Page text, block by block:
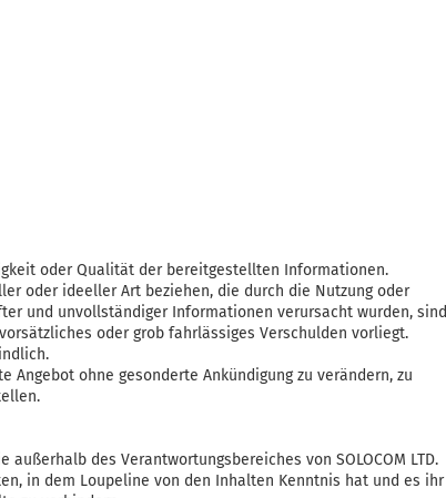
oder Qualität der bereitgestellten Informationen.
oder ideeller Art beziehen, die durch die Nutzung oder
und unvollständiger Informationen verursacht wurden, sind
oder grob fahrlässiges Verschulden vorliegt.
Angebot ohne gesonderte Ankündigung zu verändern, zu
des Verantwortungsbereiches von SOLOCOM LTD.
in dem Loupeline von den Inhalten Kenntnis hat und es ihr